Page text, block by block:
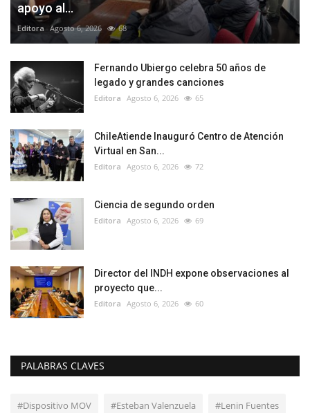
apoyo al...
Editora Agosto 6, 2026 68
Fernando Ubiergo celebra 50 años de
legado y grandes canciones
Editora Agosto 6, 2026 65
ChileAtiende Inauguró Centro de Atención
Virtual en San...
Editora Agosto 6, 2026 72
Ciencia de segundo orden
Editora Agosto 6, 2026 69
Director del INDH expone observaciones al
proyecto que...
Editora Agosto 6, 2026 60
PALABRAS CLAVES
#Dispositivo MOV #Esteban Valenzuela #Lenin Fuentes